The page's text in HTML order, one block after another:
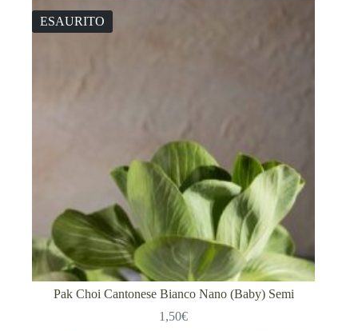
ESAURITO
Pak Choi Cantonese Bianco Nano (Baby) Semi
1,50€